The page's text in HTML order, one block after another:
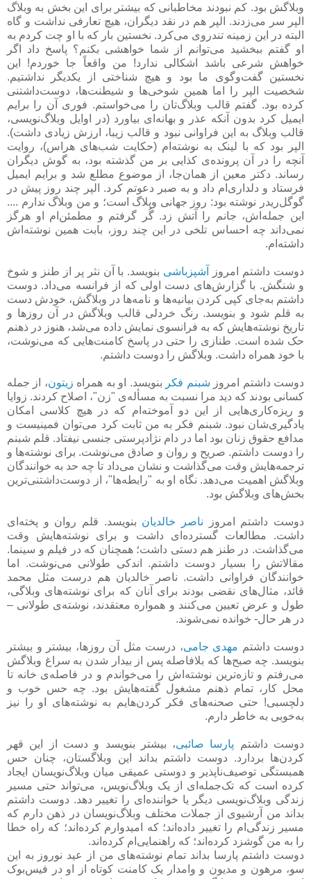
وبلاگش بود. کم نبودند مخاطبانی که بیشتر برای این بخش به وبلاگ
الپر سر می‌زدند. الپر هم در نقد دیگران، هیچ تعارفی نداشت و گاه
البته در این زمینه تندروی می‌کرد. نخستین بار که با او چت کردم به
او گفتم ببخشید می‌توانم از شما خواهشی بکنم؟ پاسخ داد اگر
خواهش شرعی باشد اشکالی ندارد! من واقعاً جا خوردم! این
نخستین گفت‌وگوی ما بود و هیچ شناختی از یکدیگر نداشتیم.
شخصیت الپر را اما همین شوخی‌ها و شیطنت‌ها، دوست‌داشتنی
کرده بود. گفتم قالب وبلاگ‌تان را می‌خواستم. فوری آن را برایم
ایمیل کرد بدون آنکه عذر و بهانه‌ای بیاورد (در اوایل وبلاگ‌نویسی،
قالب وبلاگ به این فراوانی نبود و قالب زیبا، ارزش زیادی داشت).
الپر بود که با لینک به نوشته‌ام (حکایت شب‌های هراس)، روایت
آنچه را در آن پرونده‌ی کذایی بر من گذشته بود، به گوش دیگران
رساند. دکتر معین از همان‌جا، از موضوع مطلع شد و برایم ایمیل
فرستاد و دلداری‌ام داد و به صبر دعوتم کرد. الپر چند روز پیش در
گوگل‌ریدر نوشته بود: روز جهانی وبلاگ است؛ و من وبلاگ ندارم ....
این جمله‌اش، جانم را آتش زد. گُر گرفتم و مطمئن‌ام او هرگز
نمی‌داند چه احساس تلخی در این چند روز، بابت همین نوشته‌اش
داشته‌ام.
دوست داشتم امروز آشپزباشی بنویسد. با آن نثر پر از طنز و شوخ
و شنگش. با گزارش‌های دست اولی که از فرانسه می‌داد. دوست
داشتم به‌جای کپی کردن بیانیه‌ها و نامه‌ها در وبلاگش، خودش دست
به قلم شود و بنویسد. رنگ خردلی قالب وبلاگش در آن روزها و
تاریخ نوشته‌هایش که به فرانسوی نمایش داده می‌شد، هنوز در ذهنم
حک شده است. طنازی را حتی در پاسخ کامنت‌هایی که می‌نوشت،
با خود همراه داشت. وبلاگش را دوست داشتم.
دوست داشتم امروز شبنم فکر بنویسد. او به همراه زیتون، از جمله
کسانی بودند که دید مرا نسبت به مسأله‌ی "زن"، اصلاح کردند. زوایا
و ریزه‌کاری‌هایی از این دو آموخته‌ام که در هیچ کلاسی امکان
یادگیری‌شان نبود. شبنم فکر به من ثابت کرد می‌توان فمینیست و
مدافع حقوق زنان بود اما در دام نژادپرستی جنسی نیفتاد. قلم شبنم
را دوست داشتم. صریح و روان و صادق می‌نوشت. برای نوشته‌ها و
ترجمه‌هایش وقت می‌گذاشت و نشان می‌داد تا چه حد به خوانندگان
وبلاگش اهمیت می‌دهد. نگاه او به "رابطه‌ها"، از دوست‌داشتنی‌ترین
بخش‌های وبلاگش بود.
دوست داشتم امروز ناصر خالدیان بنویسد. قلم روان و پخته‌ای
داشت. مطالعات گسترده‌ای داشت و برای نوشته‌هایش وقت
می‌گذاشت. در طنز هم دستی داشت؛ همچنان که در فیلم و سینما.
مقالاتش را بسیار دوست داشتم. اندکی طولانی می‌نوشت. اما
خوانندگان فراوانی داشت. ناصر خالدیان هم درست مثل محمد
قائد، مثال‌های نقضی بودند برای آنان که برای نوشته‌های وبلاگی،
طول و عرض تعیین می‌کنند و همواره معتقدند، نوشته‌ی طولانی –
در هر حال- خوانده نمی‌شوند.
دوست داشتم مهدی جامی، درست مثل آن روزها، بیشتر و بیشتر
بنویسد. چه صبح‌ها که بلافاصله پس از بیدار شدن به سراغ وبلاگش
می‌رفتم و تازه‌ترین نوشته‌اش را می‌خواندم و در فاصله‌ی خانه تا
محل کار، تمام ذهنم مشغول گفته‌هایش بود. چه حس خوب و
دلچسبی! حتی صحنه‌های فکر کردن‌هایم به نوشته‌های او را نیز
به‌خوبی به خاطر دارم.
دوست داشتم پارسا صائبی، بیشتر بنویسد و دست از این قهر
کردن‌ها بردارد. دوست داشتم بداند این وبلاگستان، چنان حس
همبستگی توصیف‌ناپذیر و دوستی عمیقی میان وبلاگ‌نویسان ایجاد
کرده است که تک‌جمله‌ای از یک وبلاگ‌نویس، می‌تواند حتی مسیر
زندگی وبلاگ‌نویسی دیگر یا خواننده‌ای را تغییر دهد. دوست داشتم
بداند من آرشیوی از جملات مختلف وبلاگ‌نویسان در ذهن دارم که
مسیر زندگی‌ام را تغییر داده‌اند؛ که امیدوارم کرده‌اند؛ که راه خطا
را به من گوشزد کرده‌اند؛ که راهنمایی‌ام کرده‌اند.
دوست داشتم پارسا بداند تمام نوشته‌های من از عید نوروز به این
سو، مرهون و مدیون و وامدار یک کامنت کوتاه از او در فیس‌بوک